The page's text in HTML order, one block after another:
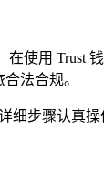
使用
法合规。
步骤认真